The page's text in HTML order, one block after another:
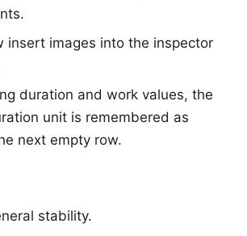
insert images into the inspector
duration and work values, the
unit is remembered as
next empty row.
stability.